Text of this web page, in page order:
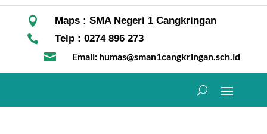
 Maps : SMA Negeri 1 Cangkringan
 Telp : 0274 896 273
 Email: humas@sman1cangkringan.sch.id